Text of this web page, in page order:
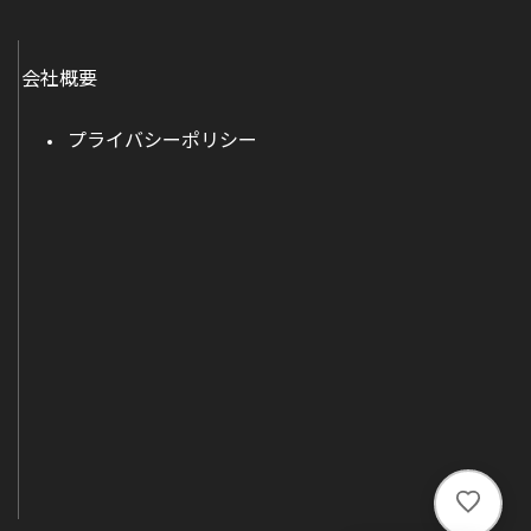
い
会社概要
プライバシーポリシー